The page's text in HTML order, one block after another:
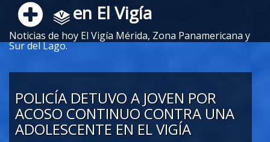
en El Vigía
Noticias de hoy El Vigía Mérida, Zona Panamericana y
Sur del Lago.
POLICÍA DETUVO A JOVEN POR
ACOSO CONTINUO CONTRA UNA
ADOLESCENTE EN EL VIGÍA